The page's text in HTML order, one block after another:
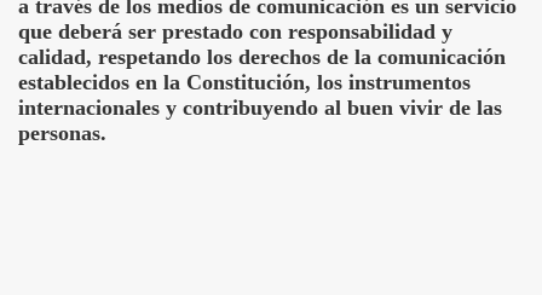
a través de los medios de comunicación es un servicio
que deberá ser prestado con responsabilidad y
calidad, respetando los derechos de la comunicación
establecidos en la Constitución, los instrumentos
internacionales y contribuyendo al buen vivir de las
personas.